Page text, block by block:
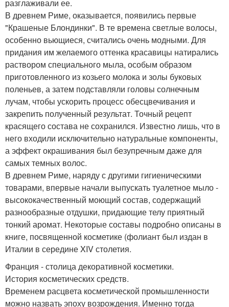
разглаживали ее.
В древнем Риме, оказывается, появились первые
"Крашеные Блондинки". В те времена светлые волосы,
особенно вьющиеся, считались очень модными. Для
придания им желаемого оттенка красавицы натирались
раствором специального мыла, особым образом
приготовленного из козьего молока и золы буковых
поленьев, а затем подставляли головы солнечным
лучам, чтобы ускорить процесс обесцвечивания и
закрепить полученный результат. Точный рецепт
красящего состава не сохранился. Известно лишь, что в
него входили исключительно натуральные компоненты,
а эффект окрашивания был безупречным даже для
самых темных волос.
В древнем Риме, наряду с другими гигиеническими
товарами, впервые начали выпускать туалетное мыло -
высококачественный моющий состав, содержащий
разнообразные отдушки, придающие телу приятный
тонкий аромат. Некоторые составы подробно описаны в
книге, посвященной косметике (фолиант был издан в
Италии в середине XIV столетия.
Франция - столица декоративной косметики.
История косметических средств.
Временем расцвета косметической промышленности
можно назвать эпоху возрождения. Именно тогда